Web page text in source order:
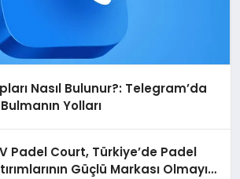
Nasıl Bulunur?: Telegram’da
Yolları
Padel Court, Türkiye’de Padel
Güçlü Markası Olmayı